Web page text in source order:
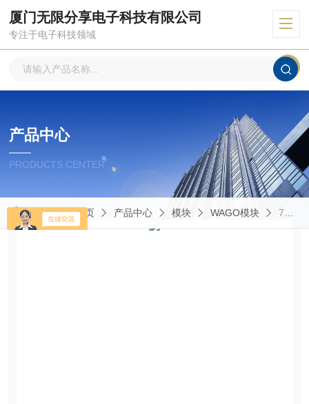
厦门无限分享电子科技有限公司
专注于电子科技领域
产品中心
PRODUCTS CENTER
当前位置：首页 产品中心 模块 WAGO模块 750-600WAGO模块